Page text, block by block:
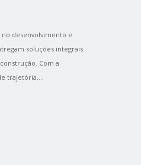
no desenvolvimento e
soluções integrais
Com a
trajetória,...